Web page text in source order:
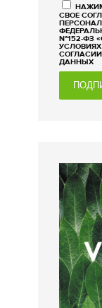
СВОЕ
№152-ФЗ
ДАННЫХ